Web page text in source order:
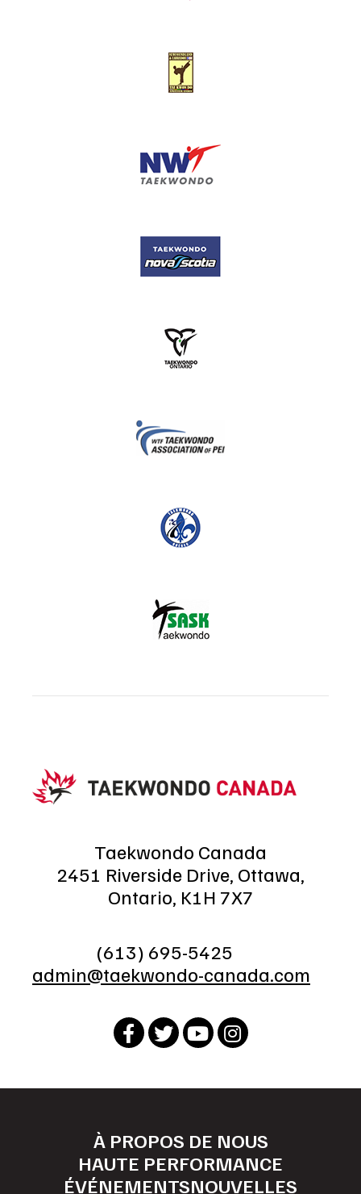
Taekwondo Canada
2451 Riverside Drive, Ottawa,
Ontario, K1H 7X7
(613) 695-5425
admin@taekwondo-canada.com
À PROPOS DE NOUS
HAUTE PERFORMANCE
ÉVÉNEMENTSNOUVELLES